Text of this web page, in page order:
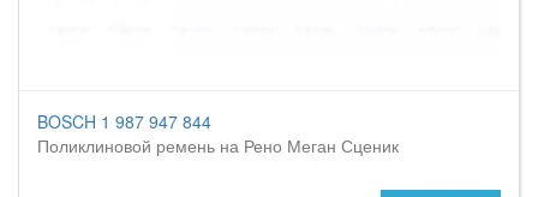
BOSCH 1 987 947 844
Поликлиновой ремень на Рено Меган Сценик